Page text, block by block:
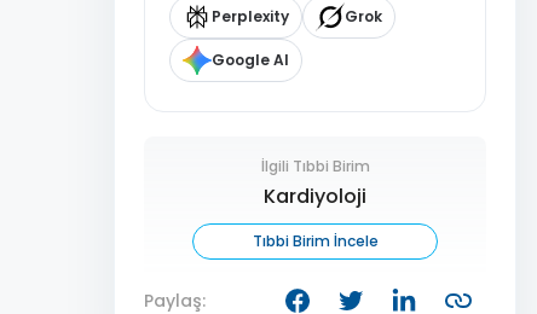
Perplexity Grok
Google AI
İlgili Tıbbi Birim
Kardiyoloji
Tıbbi Birim İncele
Paylaş: